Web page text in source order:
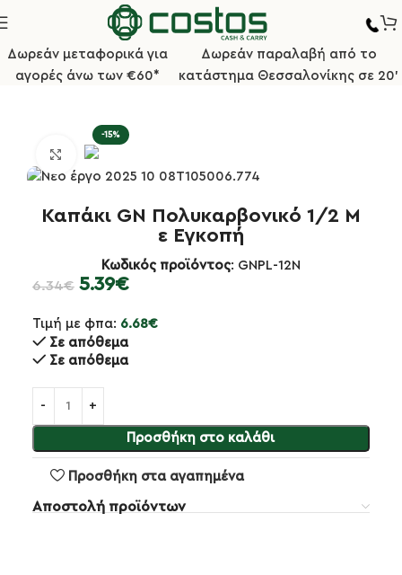
Δωρεάν μεταφορικά για
αγορές άνω των €60*
Δωρεάν παραλαβή από το
κατάστημα Θεσσαλονίκης σε 20'
Γαστρονομίας PC Πολυκαρβονικά (Μαύρα-Διάφανα)
-15%
Κλικ για μεγέθυνση
Καπάκι GN Πολυκαρβονικό 1/2 Μ
ε Εγκοπή
Κωδικός προϊόντος: GNPL-12N
6.34€ 5.39€
Τιμή με φπα: 6.68€
Σε απόθεμα
Σε απόθεμα
Προσθήκη στο καλάθι
Προσθήκη στα αγαπημένα
Αποστολή προϊόντων